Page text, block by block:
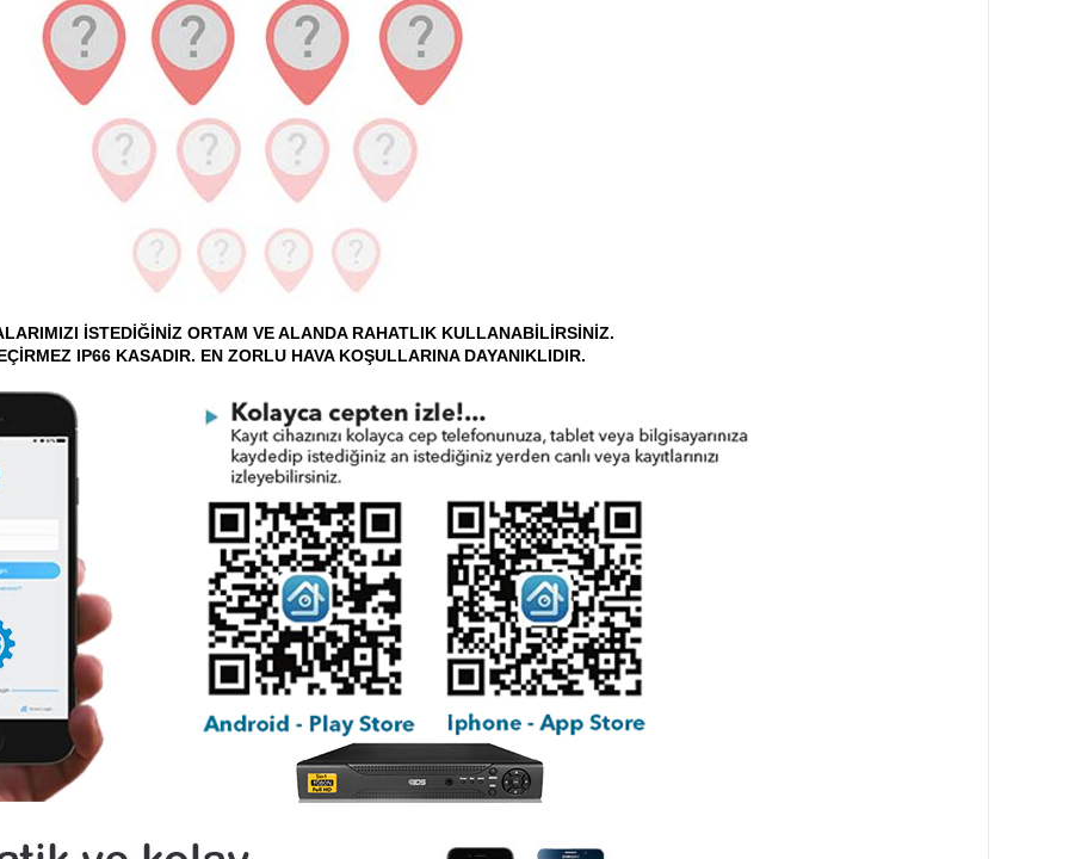
İSTEDİĞİNİZ ORTAM VE ALANDA RAHATLIK KULLANABİLİRSİNİZ.
IP66 KASADIR. EN ZORLU HAVA KOŞULLARINA DAYANIKLIDIR.